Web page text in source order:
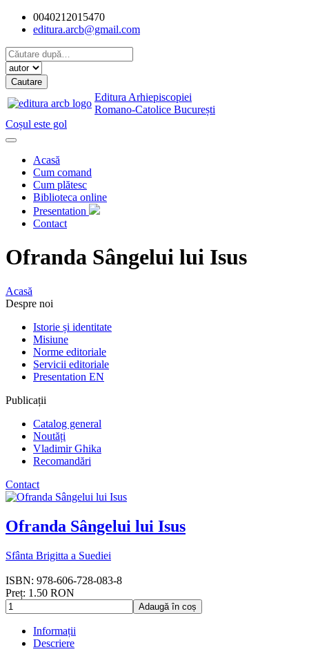
0040212015470
editura.arcb@gmail.com
Editura Arhiepiscopiei
Romano-Catolice București
Coșul este gol
Acasă
Cum comand
Cum plătesc
Biblioteca online
Presentation
Contact
Ofranda Sângelui lui Isus
Acasă
Despre noi
Istorie și identitate
Misiune
Norme editoriale
Servicii editoriale
Presentation EN
Publicații
Catalog general
Noutăți
Vladimir Ghika
Recomandări
Contact
Ofranda Sângelui lui Isus
Sfânta Brigitta a Suediei
ISBN: 978-606-728-083-8
Preț: 1.50 RON
Informații
Descriere